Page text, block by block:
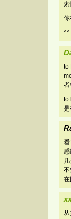
你
^^
to
者
to
是